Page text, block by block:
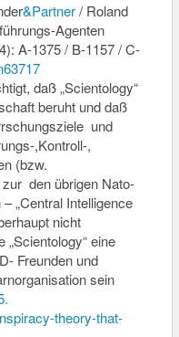
&Partner/ Roland
Agenten
A-1375 / B-1157 / C-
daß „Scientology“
beruht und daß
und
,Kontroll-,
(bzw.
zur den übrigen Nato-
„Central Intelligence
nicht
eine
Freunden und
sein
theory-that-